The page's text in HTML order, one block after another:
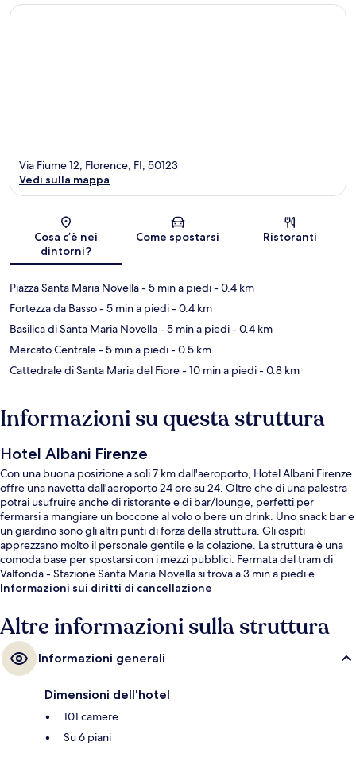
Mappa
Via Fiume 12, Florence, FI, 50123
Vedi sulla mappa
Cosa c’è nei
dintorni?
Come spostarsi Ristoranti
Piazza Santa Maria Novella- 5 min a piedi- 0.4 km
Fortezza da Basso- 5 min a piedi- 0.4 km
Basilica di Santa Maria Novella- 5 min a piedi- 0.4 km
Mercato Centrale- 5 min a piedi- 0.5 km
Cattedrale di Santa Maria del Fiore- 10 min a piedi- 0.8 km
Informazioni su questa struttura
Hotel Albani Firenze
Con una buona posizione a soli 7 km dall'aeroporto, Hotel Albani Firenze
offre una navetta dall'aeroporto 24 ore su 24. Oltre che di una palestra
potrai usufruire anche di ristorante e di bar/lounge, perfetti per
fermarsi a mangiare un boccone al volo o bere un drink. Uno snack bar e
un giardino sono gli altri punti di forza della struttura. Gli ospiti
apprezzano molto il personale gentile e la colazione. La struttura è una
comoda base per spostarsi con i mezzi pubblici: Fermata del tram di
Valfonda - Stazione Santa Maria Novella si trova a 3 min a piedi e
Fermata del tram di Unità a 3.
Informazioni sui diritti di cancellazione
Altre informazioni sulla struttura
Informazioni generali
Dimensioni dell'hotel
101 camere
Su 6 piani